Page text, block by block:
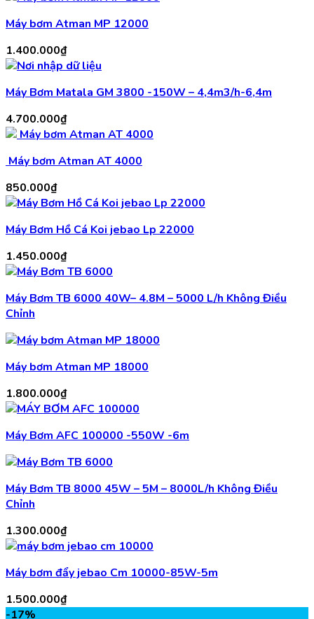
Máy bơm Atman MP 12000
1.400.000₫
Máy Bơm Matala GM 3800 -150W – 4,4m3/h-6,4m
4.700.000₫
Máy bơm Atman AT 4000
850.000₫
Máy Bơm Hồ Cá Koi jebao Lp 22000
1.450.000₫
Máy Bơm TB 6000 40W– 4.8M – 5000 L/h Không Điều
Chỉnh
Máy bơm Atman MP 18000
1.800.000₫
Máy Bơm AFC 100000 -550W -6m
Máy Bơm TB 8000 45W – 5M – 8000L/h Không Điều
Chỉnh
1.300.000₫
Máy bơm đẩy jebao Cm 10000-85W-5m
1.500.000₫
-17%